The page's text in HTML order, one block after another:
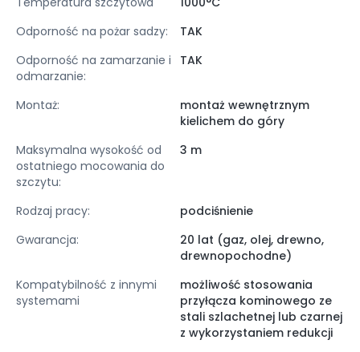
Odporność na pożar sadzy:
TAK
Odporność na zamarzanie i
odmarzanie:
TAK
Montaż:
montaż wewnętrznym
kielichem do góry
Maksymalna wysokość od
ostatniego mocowania do
szczytu:
3 m
Rodzaj pracy:
podciśnienie
Gwarancja:
20 lat (gaz, olej, drewno,
drewnopochodne)
Kompatybilność z innymi
systemami
możliwość stosowania
przyłącza kominowego ze
stali szlachetnej lub czarnej
z wykorzystaniem redukcji